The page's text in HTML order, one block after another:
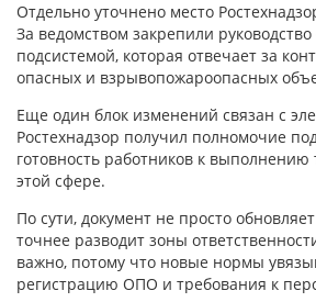
Отдельно уточнено место
За ведомством закрепили
подсистемой, которая отвечает за
опасных и взрывопожароопасных
Еще один блок изменений связан с
Ростехнадзор получил полномочие
готовность работников к
этой сфере.
По сути, документ не просто
точнее разводит зоны
важно, потому что новые нормы
регистрацию ОПО и требования к